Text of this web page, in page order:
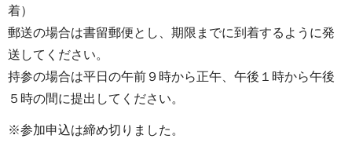
着）
郵送の場合は書留郵便とし、期限までに到着するように発
送してください。
持参の場合は平⽇の午前９時から正午、午後１時から午後
５時の間に提出してください。
※参加申込は締め切りました。